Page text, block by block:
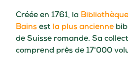
Créée en 1761, la
Bains est la plus ancienne
de Suisse romande. Sa
comprend près de 17'000